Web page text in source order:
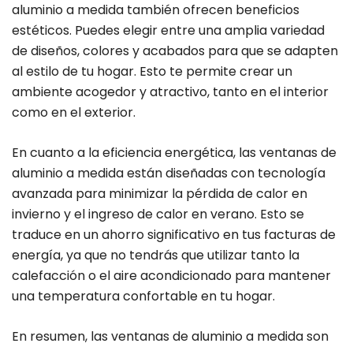
aluminio a medida también ofrecen beneficios
estéticos. Puedes elegir entre una amplia variedad
de diseños, colores y acabados para que se adapten
al estilo de tu hogar. Esto te permite crear un
ambiente acogedor y atractivo, tanto en el interior
como en el exterior.
En cuanto a la eficiencia energética, las ventanas de
aluminio a medida están diseñadas con tecnología
avanzada para minimizar la pérdida de calor en
invierno y el ingreso de calor en verano. Esto se
traduce en un ahorro significativo en tus facturas de
energía, ya que no tendrás que utilizar tanto la
calefacción o el aire acondicionado para mantener
una temperatura confortable en tu hogar.
En resumen, las ventanas de aluminio a medida son